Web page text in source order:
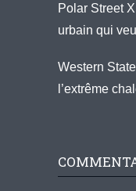
Polar Street
urbain qui
Western
l’extrême